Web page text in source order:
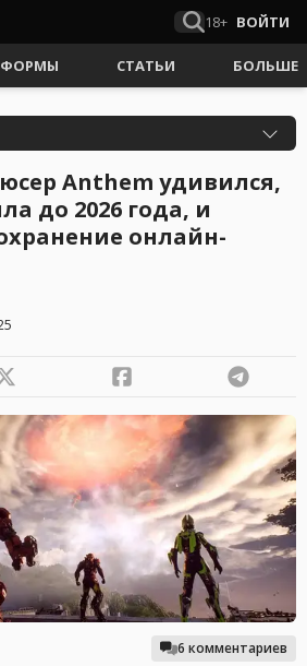
18+ ВОЙТИ
СТАТЬИ БОЛЬШЕ
Anthem удивился,
до 2026 года, и
онлайн-
6 комментариев